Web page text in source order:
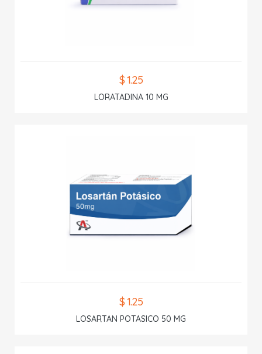
$ 1.25
LORATADINA 10 MG
$ 1.25
LOSARTAN POTASICO 50 MG